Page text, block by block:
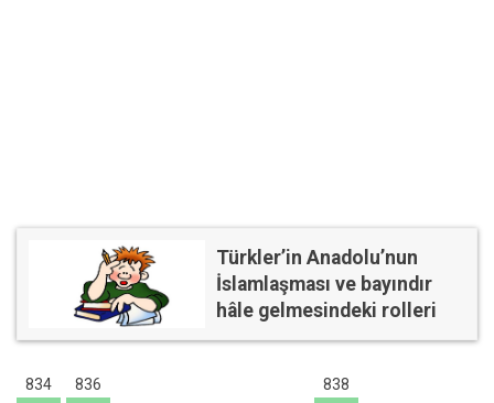
Türkler’in Anadolu’nun
İslamlaşması ve bayındır
hâle gelmesindeki rolleri
834
836
838